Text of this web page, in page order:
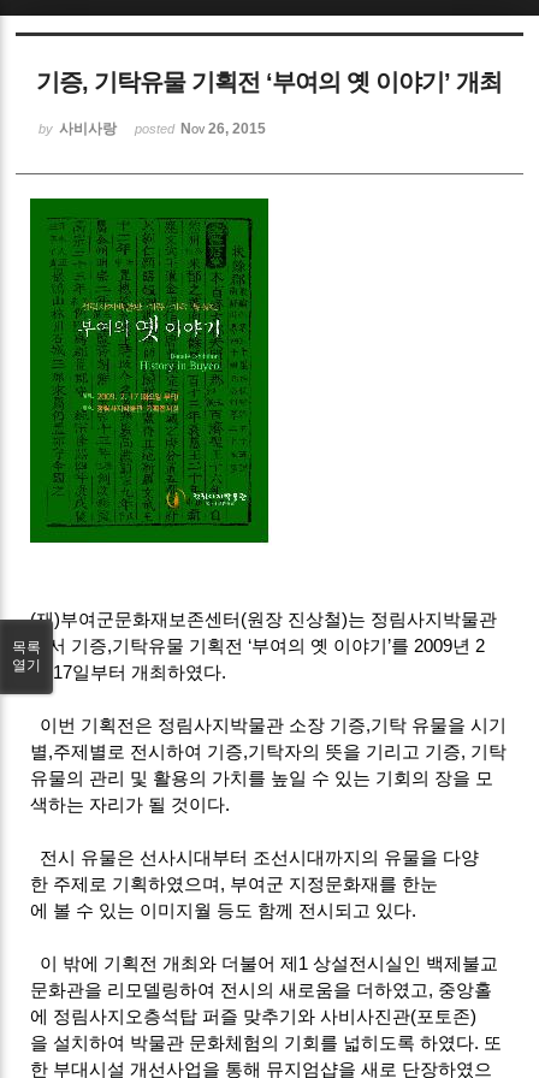
기증, 기탁유물 기획전 ‘부여의 옛 이야기’ 개최
by 사비사랑 posted Nov 26, 2015
(재)부여군문화재보존센터(원장 진상철)는 정림사지박물관
에서 기증,기탁유물 기획전 ‘부여의 옛 이야기’를 2009년 2
월 17일부터 개최하였다.
이번 기획전은 정림사지박물관 소장 기증,기탁 유물을 시기
별,주제별로 전시하여 기증,기탁자의 뜻을 기리고 기증, 기탁
유물의 관리 및 활용의 가치를 높일 수 있는 기회의 장을 모
색하는 자리가 될 것이다.
전시 유물은 선사시대부터 조선시대까지의 유물을 다양
한 주제로 기획하였으며, 부여군 지정문화재를 한눈
에 볼 수 있는 이미지월 등도 함께 전시되고 있다.
이 밖에 기획전 개최와 더불어 제1 상설전시실인 백제불교
문화관을 리모델링하여 전시의 새로움을 더하였고, 중앙홀
에 정림사지오층석탑 퍼즐 맞추기와 사비사진관(포토존)
을 설치하여 박물관 문화체험의 기회를 넓히도록 하였다. 또
한 부대시설 개선사업을 통해 뮤지엄샵을 새로 단장하였으
목록
열기
Sketchbook5, 스케치북5
Sketchbook5, 스케치북5